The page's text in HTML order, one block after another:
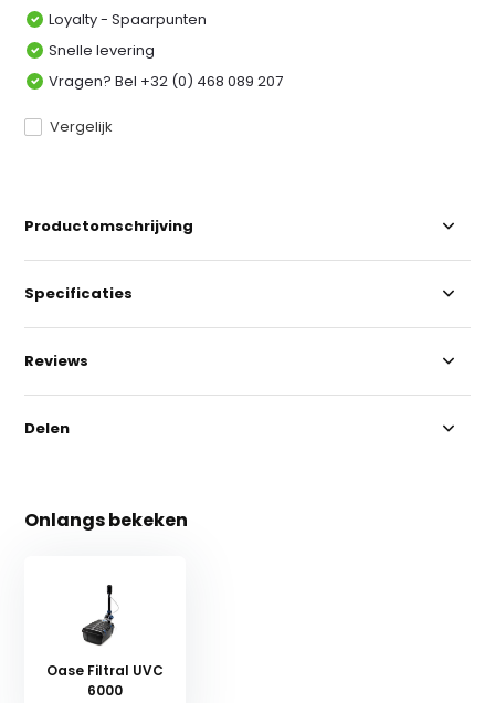
Loyalty - Spaarpunten
Snelle levering
Vragen? Bel +32 (0) 468 089 207
Vergelijk
Productomschrijving
Specificaties
Reviews
Delen
Onlangs bekeken
Oase Filtral UVC
6000